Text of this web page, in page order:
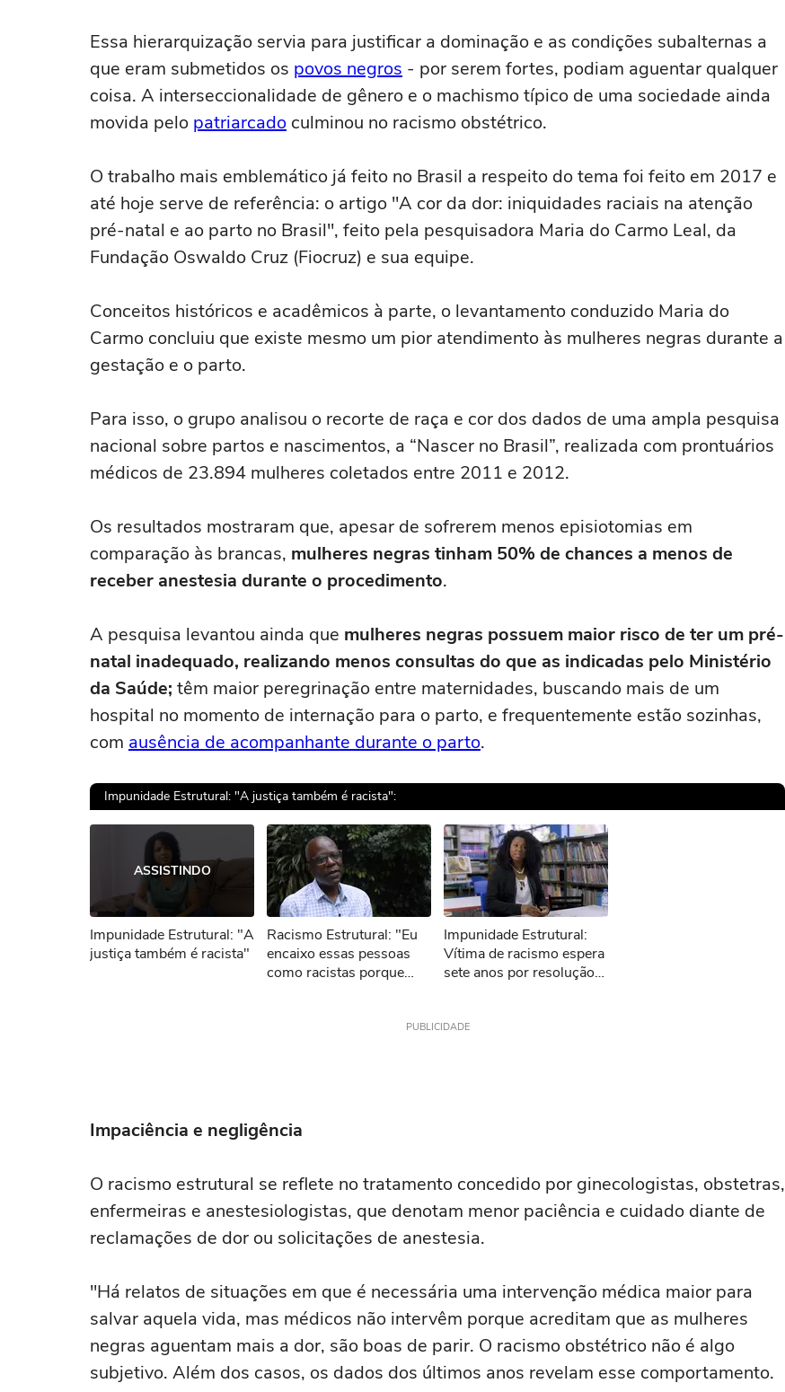
Essa hierarquização servia para justificar a dominação e as condições subalternas a
que eram submetidos os povos negros - por serem fortes, podiam aguentar qualquer
coisa. A interseccionalidade de gênero e o machismo típico de uma sociedade ainda
movida pelo patriarcado culminou no racismo obstétrico.
O trabalho mais emblemático já feito no Brasil a respeito do tema foi feito em 2017 e
até hoje serve de referência: o artigo "A cor da dor: iniquidades raciais na atenção
pré-natal e ao parto no Brasil", feito pela pesquisadora Maria do Carmo Leal, da
Fundação Oswaldo Cruz (Fiocruz) e sua equipe.
Conceitos históricos e acadêmicos à parte, o levantamento conduzido Maria do
Carmo concluiu que existe mesmo um pior atendimento às mulheres negras durante a
gestação e o parto.
Para isso, o grupo analisou o recorte de raça e cor dos dados de uma ampla pesquisa
nacional sobre partos e nascimentos, a “Nascer no Brasil”, realizada com prontuários
médicos de 23.894 mulheres coletados entre 2011 e 2012.
Os resultados mostraram que, apesar de sofrerem menos episiotomias em
comparação às brancas, mulheres negras tinham 50% de chances a menos de
receber anestesia durante o procedimento.
A pesquisa levantou ainda que mulheres negras possuem maior risco de ter um pré-
natal inadequado, realizando menos consultas do que as indicadas pelo Ministério
da Saúde; têm maior peregrinação entre maternidades, buscando mais de um
hospital no momento de internação para o parto, e frequentemente estão sozinhas,
com ausência de acompanhante durante o parto.
Impunidade Estrutural: "A justiça também é racista":
Ops!
Não foi possível reproduzir o vídeo
Tentar novamente
ASSISTINDO
Impunidade Estrutural: "A
justiça também é racista"
Racismo Estrutural: "Eu
encaixo essas pessoas
como racistas porque
Impunidade Estrutural:
Vítima de racismo espera
sete anos por resolução
PUBLICIDADE
Impaciência e negligência
O racismo estrutural se reflete no tratamento concedido por ginecologistas, obstetras,
enfermeiras e anestesiologistas, que denotam menor paciência e cuidado diante de
reclamações de dor ou solicitações de anestesia.
"Há relatos de situações em que é necessária uma intervenção médica maior para
salvar aquela vida, mas médicos não intervêm porque acreditam que as mulheres
negras aguentam mais a dor, são boas de parir. O racismo obstétrico não é algo
subjetivo. Além dos casos, os dados dos últimos anos revelam esse comportamento.